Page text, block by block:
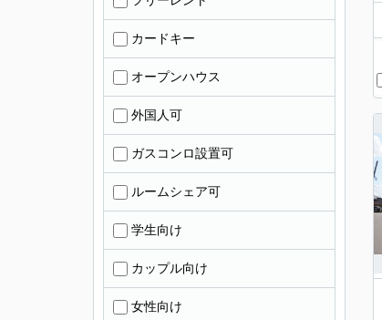
カードキー
オープンハウス
外国人可
ガスコンロ設置可
ルームシェア可
学生向け
カップル向け
女性向け